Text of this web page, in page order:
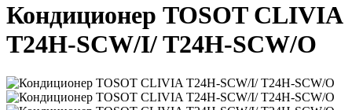
Кондиционер TOSOT CLIVIA
T24H-SCW/I/ T24H-SCW/O